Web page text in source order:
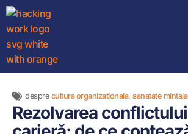
despre cultura organizationala, sanatate mintala
Rezolvarea